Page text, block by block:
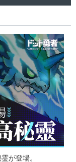
が登場。